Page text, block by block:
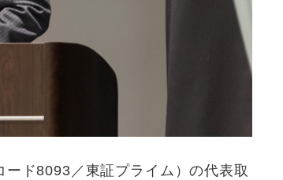
ド8093／東証プライム）の代表取